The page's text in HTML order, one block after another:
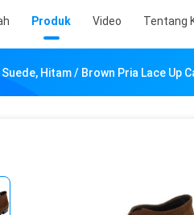
Produk Video Tentang
Hitam / Brown Pria Lace Up